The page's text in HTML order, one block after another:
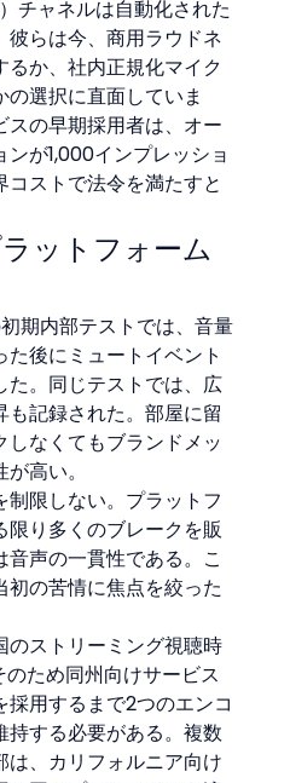
チャネルは自動化された
らは今、商用ラウドネ
か、社内正規化マイク
の選択に直面していま
の早期採用者は、オー
が1,000インプレッショ
ストで法令を満たすと
ットフォーム
期内部テストでは、音量
後にミュートイベント
た。同じテストでは、広
記録された。部屋に留
しなくてもブランドメッ
高い。
制限しない。プラットフ
限り多くのブレークを販
声の一貫性である。こ
の苦情に焦点を絞った
のストリーミング視聴時
ため同州向けサービス
用するまで2つのエンコ
持する必要がある。複数
、カリフォルニア向け